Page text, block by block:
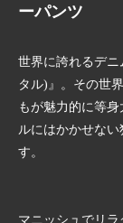
ーパンツ
世界に誇れるデ
タル)』。その世
もが魅力的に等
ルにはかかせな
す。
マニッシュでリ